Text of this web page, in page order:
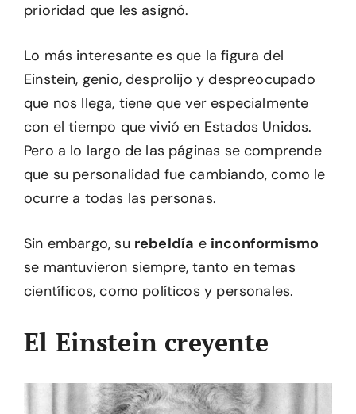
prioridad que les asignó.
Lo más interesante es que la figura del
Einstein, genio, desprolijo y despreocupado
que nos llega, tiene que ver especialmente
con el tiempo que vivió en Estados Unidos.
Pero a lo largo de las páginas se comprende
que su personalidad fue cambiando, como le
ocurre a todas las personas.
Sin embargo, su rebeldía e inconformismo
se mantuvieron siempre, tanto en temas
científicos, como políticos y personales.
El Einstein creyente